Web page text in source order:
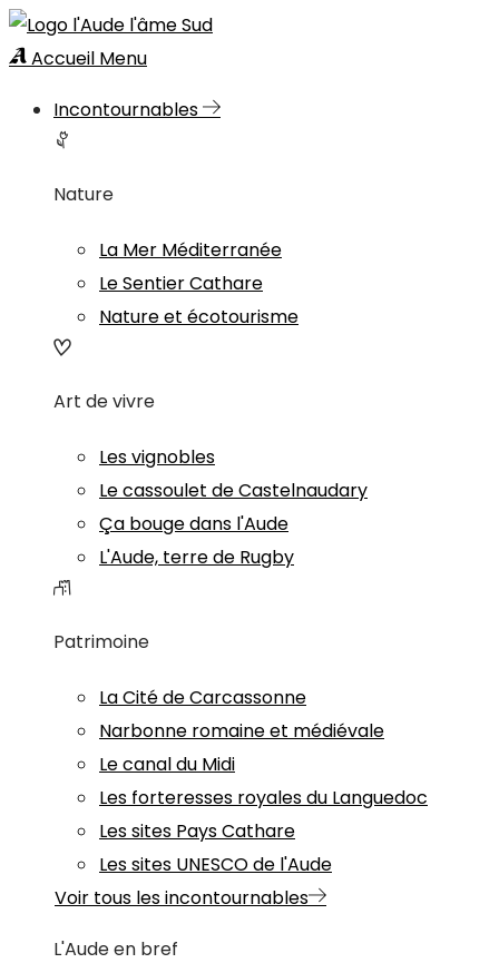
Accueil Menu
Incontournables
Nature
La Mer Méditerranée
Le Sentier Cathare
Nature et écotourisme
Art de vivre
Les vignobles
Le cassoulet de Castelnaudary
Ça bouge dans l'Aude
L'Aude, terre de Rugby
Patrimoine
La Cité de Carcassonne
Narbonne romaine et médiévale
Le canal du Midi
Les forteresses royales du Languedoc
Les sites Pays Cathare
Les sites UNESCO de l'Aude
Voir tous les incontournables
L'Aude en bref